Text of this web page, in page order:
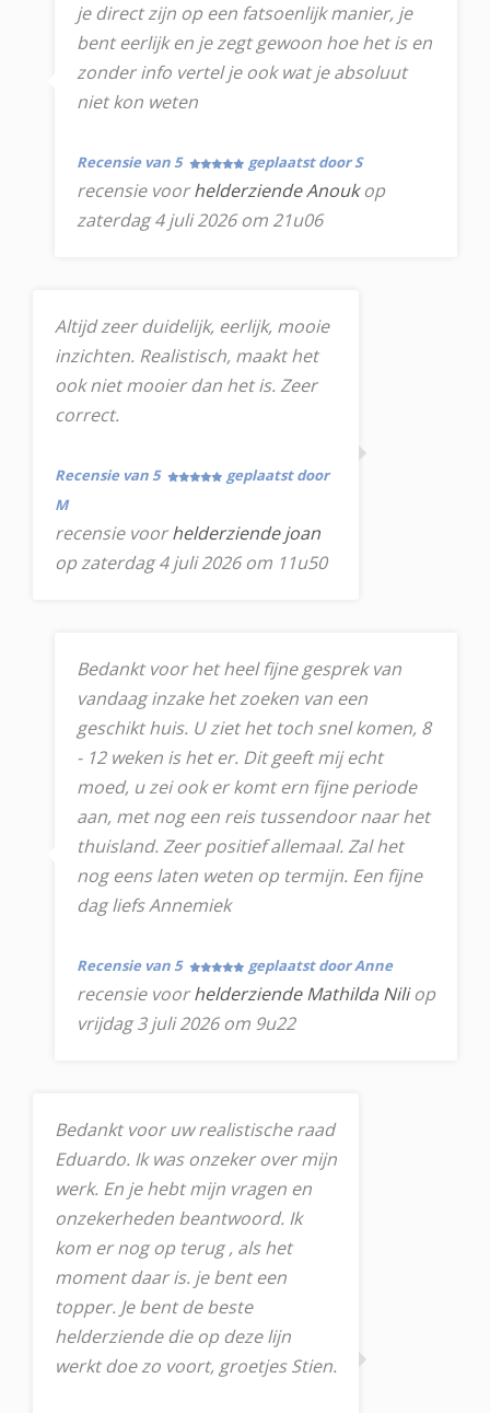
je direct zijn op een fatsoenlijk manier, je
bent eerlijk en je zegt gewoon hoe het is en
zonder info vertel je ook wat je absoluut
niet kon weten
Recensie van 5 geplaatst door S
recensie voorhelderziende Anoukop
zaterdag 4 juli 2026 om 21u06
Altijd zeer duidelijk, eerlijk, mooie
inzichten. Realistisch, maakt het
ook niet mooier dan het is. Zeer
correct.
Recensie van 5
geplaatst door
M
recensie voorhelderziende joan
op zaterdag 4 juli 2026 om 11u50
Bedankt voor het heel fijne gesprek van
vandaag inzake het zoeken van een
geschikt huis. U ziet het toch snel komen, 8
- 12 weken is het er. Dit geeft mij echt
moed, u zei ook er komt ern fijne periode
aan, met nog een reis tussendoor naar het
thuisland. Zeer positief allemaal. Zal het
nog eens laten weten op termijn. Een fijne
dag liefs Annemiek
Recensie van 5 geplaatst door Anne
recensie voorhelderziende Mathilda Niliop
vrijdag 3 juli 2026 om 9u22
Bedankt voor uw realistische raad
Eduardo. Ik was onzeker over mijn
werk. En je hebt mijn vragen en
onzekerheden beantwoord. Ik
kom er nog op terug , als het
moment daar is. je bent een
topper. Je bent de beste
helderziende die op deze lijn
werkt doe zo voort, groetjes Stien.